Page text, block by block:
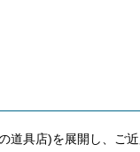
道具店)を展開し、ご